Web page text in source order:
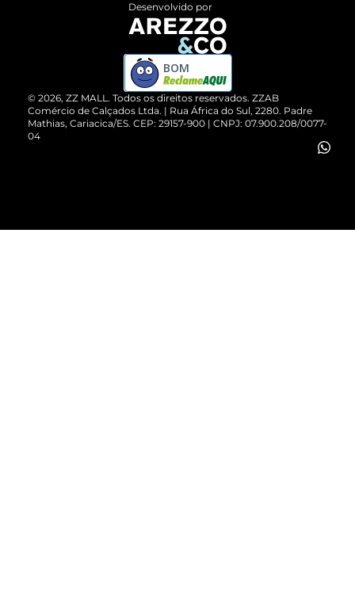
ZZ MALL é confiável
Cartão Presente
Vendas Corporativas
Devolução do Produto
Compre pelo WhatsApp
© 2026, ZZ MALL. Todos os direitos reservados. ZZAB
Comércio de Calçados Ltda. | Rua África do Sul, 2280. Padre
Mathias, Cariacica/ES. CEP: 29157-900 | CNPJ: 07.900.208/0077-
04
Desenvolvido por
BOM